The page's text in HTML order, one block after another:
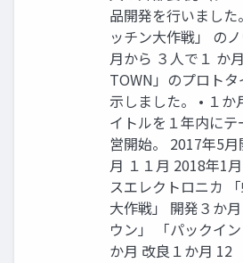
品開発を行いました
ッチン大作戦」 の
月から ３人で１ か
TOWN」のプロト
示しました。 • １か
イトルを１年内に
営開始。 2017年5
月 １１月 2018年1
スエレクトロニカ
大作戦」 開発３か
ウン」 「パックイ
か月 改良１か月 12